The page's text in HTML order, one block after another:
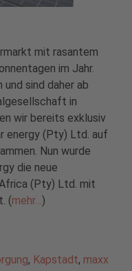
mit rasantem
im Jahr.
sind daher ab
in
wir bereits exklusiv
energy (Pty) Ltd. auf
Nun wurde
die neue
(Pty) Ltd. mit
(mehr… )
, Kapstadt, maxx